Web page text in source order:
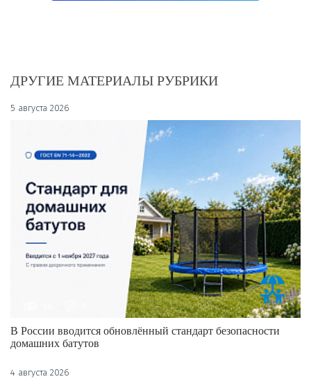
ДРУГИЕ МАТЕРИАЛЫ РУБРИКИ
5 августа 2026
В России вводится обновлённый стандарт безопасности
домашних батутов
4 августа 2026